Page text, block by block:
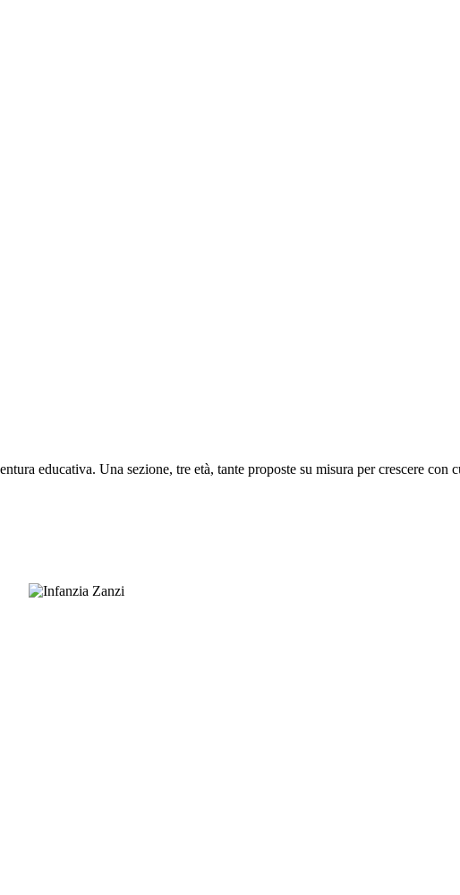
educativa. Una sezione, tre età, tante proposte su misura per crescere con